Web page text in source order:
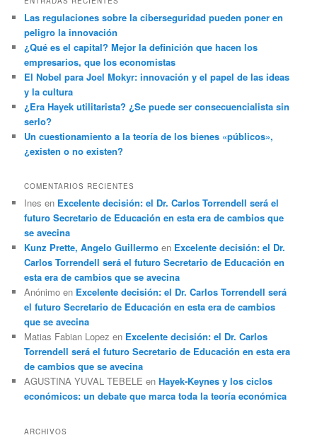
Las regulaciones sobre la ciberseguridad pueden poner en
peligro la innovación
¿Qué es el capital? Mejor la definición que hacen los
empresarios, que los economistas
El Nobel para Joel Mokyr: innovación y el papel de las ideas
y la cultura
¿Era Hayek utilitarista? ¿Se puede ser consecuencialista sin
serlo?
Un cuestionamiento a la teoría de los bienes «públicos»,
¿existen o no existen?
COMENTARIOS RECIENTES
Ines en Excelente decisión: el Dr. Carlos Torrendell será el
futuro Secretario de Educación en esta era de cambios que
se avecina
Kunz Prette, Angelo Guillermo en Excelente decisión: el Dr.
Carlos Torrendell será el futuro Secretario de Educación en
esta era de cambios que se avecina
Anónimo en Excelente decisión: el Dr. Carlos Torrendell será
el futuro Secretario de Educación en esta era de cambios
que se avecina
Matias Fabian Lopez en Excelente decisión: el Dr. Carlos
Torrendell será el futuro Secretario de Educación en esta era
de cambios que se avecina
AGUSTINA YUVAL TEBELE enHayek-Keynes y los ciclos
económicos: un debate que marca toda la teoría económica
ARCHIVOS